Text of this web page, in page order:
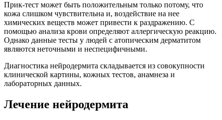
Прик-тест может быть положительным только потому, что
кожа слишком чувствительна и, воздействие на нее
химических веществ может привести к раздражению. С
помощью анализа крови определяют аллергическую реакцию.
Однако данные тесты у людей с атопическим дерматитом
являются неточными и неспецифичными.
Диагностика нейродермита складывается из совокупности
клинической картины, кожных тестов, анамнеза и
лабораторных данных.
Лечение нейродермита